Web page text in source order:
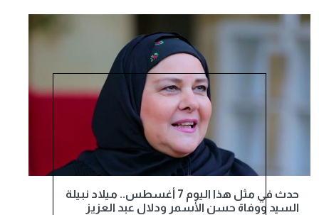
حدث في مثل هذا اليوم 7 أغسطس.. ميلاد نبيلة
السيد ووفاة حسن الأسمر ودلال عبد العزيز